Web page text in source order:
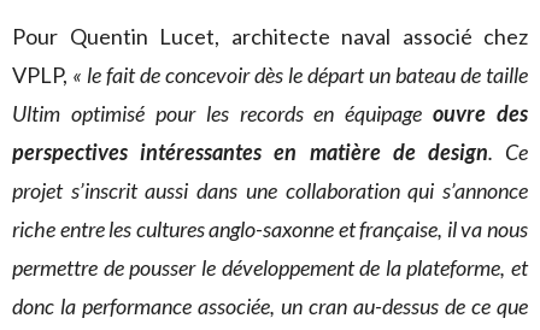
Pour Quentin Lucet, architecte naval associé chez
VPLP, « le fait de concevoir dès le départ un bateau de taille
Ultim optimisé pour les records en équipageouvre des
perspectives intéressantes en matière de design. Ce
projet s’inscrit aussi dans une collaboration qui s’annonce
riche entre les cultures anglo-saxonne et française, il va nous
permettre de pousser le développementde la plateforme, et
donc la performance associée, un cran au-dessus de ce que